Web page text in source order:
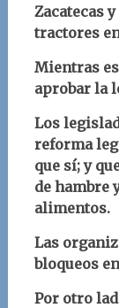
Zacatecas
tractores
Mientras
aprobar la
Los
reforma
que sí; y
de hambre
alimentos.
Las
bloqueos
Por otro